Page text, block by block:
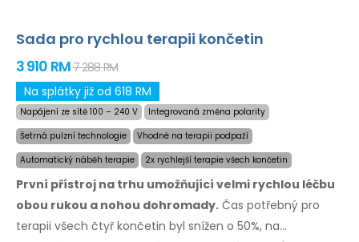
Sada pro rychlou terapii končetin
3 910 RM7 288 RM
Na splátky již od 618 RM
Napájení ze sítě 100 – 240 V
Integrovaná změna polarity
Šetrná pulzní technologie
Vhodné na terapii podpaží
Automatický náběh terapie
2x rychlejší terapie všech končetin
První přístroj na trhu umožňující velmi rychlou léčbu
obou rukou a nohou dohromady. Čas potřebný pro
terapii všech čtyř končetin byl snížen o 50%, na